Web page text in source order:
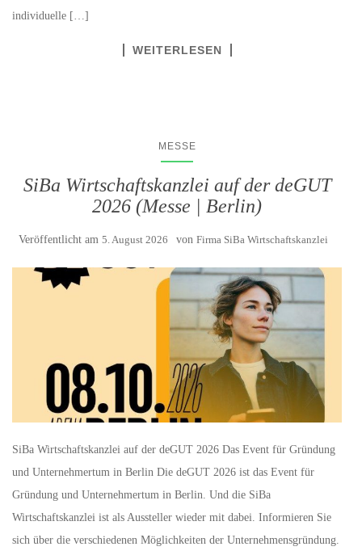
individuelle […]
WEITERLESEN
MESSE
SiBa Wirtschaftskanzlei auf der deGUT
2026 (Messe | Berlin)
Veröffentlicht am 5. August 2026 von Firma SiBa Wirtschaftskanzlei
SiBa Wirtschaftskanzlei auf der deGUT 2026 Das Event für Gründung
und Unternehmertum in Berlin Die deGUT 2026 ist das Event für
Gründung und Unternehmertum in Berlin. Und die SiBa
Wirtschaftskanzlei ist als Aussteller wieder mit dabei. Informieren Sie
sich über die verschiedenen Möglichkeiten der Unternehmensgründung.